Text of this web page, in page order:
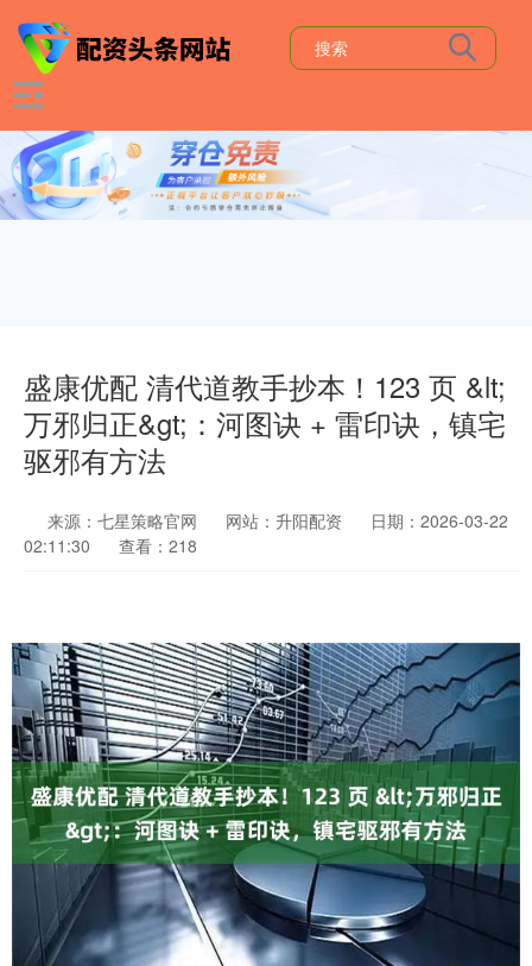
盛康优配 清代道教手抄本！123 页 &lt;
万邪归正&gt;：河图诀 + 雷印诀，镇宅
驱邪有方法
来源：七星策略官网 网站：升阳配资
日期：2026-03-22
02:11:30
查看：218